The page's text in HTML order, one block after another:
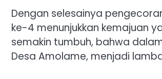
Dengan selesainya
ke-4 menunjukkan kemajuan
semakin tumbuh, bahwa
Desa Amolame, menjadi